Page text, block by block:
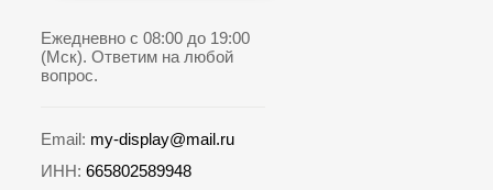
Ежедневно с 08:00 до 19:00
(Мск). Ответим на любой
вопрос.
Email: my-display@mail.ru
ИНН: 665802589948